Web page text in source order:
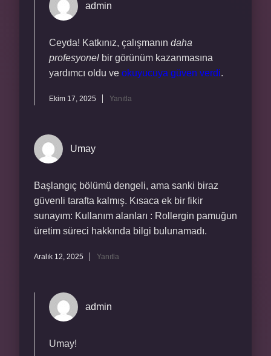
admin
Ceyda! Katkınız, çalışmanın daha
profesyonel bir görünüm kazanmasına
yardımcı oldu ve okuyucuya güven verdi.
Ekim 17, 2025 Yanıtla
Umay
Başlangıç bölümü dengeli, ama sanki biraz
güvenli tarafta kalmış. Kısaca ek bir fikir
sunayım: Kullanım alanları : Rollergin pamuğun
üretim süreci hakkında bilgi bulunamadı.
Aralık 12, 2025 Yanıtla
admin
Umay!